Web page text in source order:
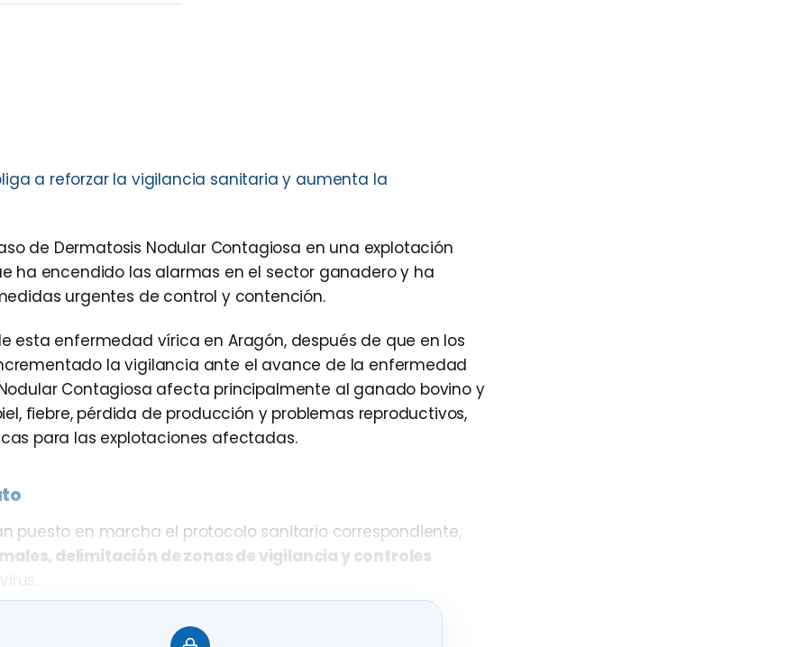
a reforzar la vigilancia sanitaria y aumenta la
de Dermatosis Nodular Contagiosa en una explotación
ha encendido las alarmas en el sector ganadero y ha
urgentes de control y contención.
enfermedad vírica en Aragón, después de que en los
la vigilancia ante el avance de la enfermedad
Contagiosa afecta principalmente al ganado bovino y
fiebre, pérdida de producción y problemas reproductivos,
para las explotaciones afectadas.
puesto en marcha el protocolo sanitario correspondiente,
delimitación de zonas de vigilancia y controles
y seguimiento de explotaciones con posible